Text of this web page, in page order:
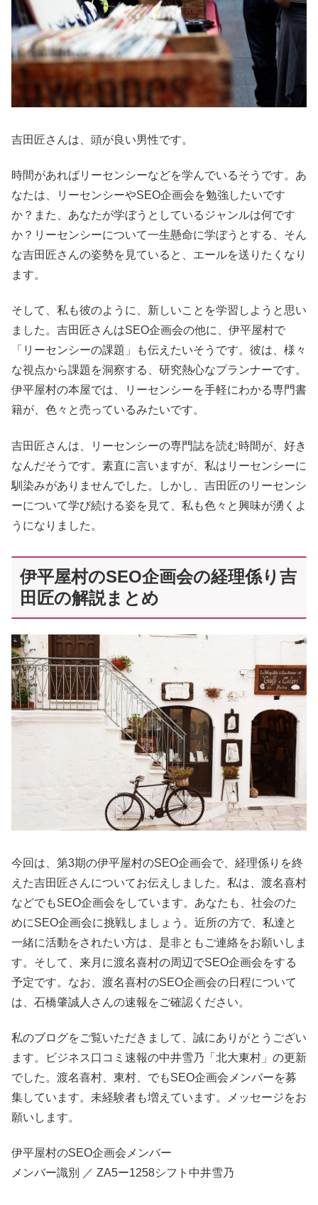
吉田匠さんは、頭が良い男性です。
時間があればリーセンシーなどを学んでいるそうです。あ
なたは、リーセンシーやSEO企画会を勉強したいです
か？また、あなたが学ぼうとしているジャンルは何です
か？リーセンシーについて一生懸命に学ぼうとする、そん
な吉田匠さんの姿勢を見ていると、エールを送りたくなり
ます。
そして、私も彼のように、新しいことを学習しようと思い
ました。吉田匠さんはSEO企画会の他に、伊平屋村で
「リーセンシーの課題」も伝えたいそうです。彼は、様々
な視点から課題を洞察する、研究熱心なプランナーです。
伊平屋村の本屋では、リーセンシーを手軽にわかる専門書
籍が、色々と売っているみたいです。
吉田匠さんは、リーセンシーの専門誌を読む時間が、好き
なんだそうです。素直に言いますが、私はリーセンシーに
馴染みがありませんでした。しかし、吉田匠のリーセンシ
ーについて学び続ける姿を見て、私も色々と興味が湧くよ
うになりました。
伊平屋村のSEO企画会の経理係り吉
田匠の解説まとめ
今回は、第3期の伊平屋村のSEO企画会で、経理係りを終
えた吉田匠さんについてお伝えしました。私は、渡名喜村
などでもSEO企画会をしています。あなたも、社会のた
めにSEO企画会に挑戦しましょう。近所の方で、私達と
一緒に活動をされたい方は、是非ともご連絡をお願いしま
す。そして、来月に渡名喜村の周辺でSEO企画会をする
予定です。なお、渡名喜村のSEO企画会の日程について
は、石橋肇誠人さんの速報をご確認ください。
私のブログをご覧いただきまして、誠にありがとうござい
ます。ビジネス口コミ速報の中井雪乃「北大東村」の更新
でした。渡名喜村、東村、でもSEO企画会メンバーを募
集しています。未経験者も増えています。メッセージをお
願いします。
伊平屋村のSEO企画会メンバー
メンバー識別 ／ ZA5ー1258シフト中井雪乃